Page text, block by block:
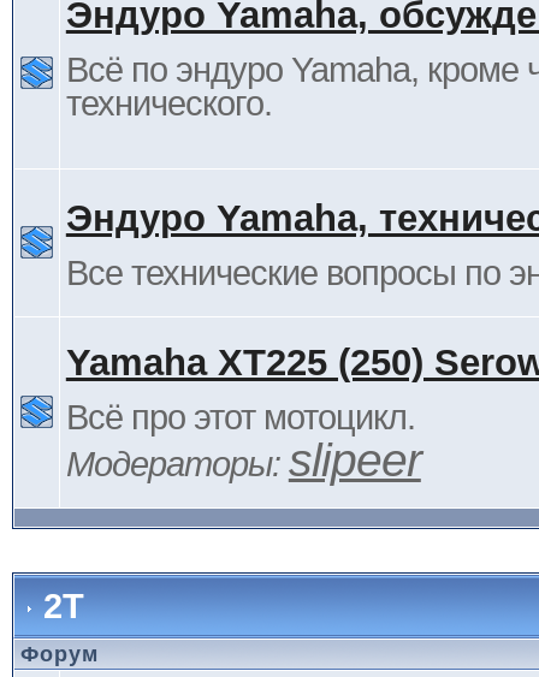
Эндуро Yamaha,
Всё по эндуро Yamaha, кроме
технического.
Эндуро Yamaha,
Все технические вопросы по
Yamaha XT225 (250)
Всё про этот мотоцикл.
Модераторы: slipeer
2Т
Форум